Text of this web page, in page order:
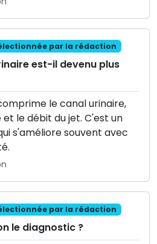
par la rédaction
est-il devenu plus
le canal urinaire,
le débit du jet. C'est un
s'améliore souvent avec
par la rédaction
le diagnostic ?